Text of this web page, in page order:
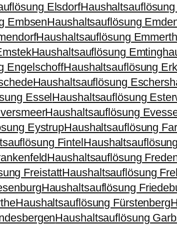
Elsdorf
EmbsenHaushaltsauflösung
Haushaltsauflösung
Haushaltsauflösung
EngelschoffHaushaltsauflösung
Haushaltsauflösung
EsselHaushaltsauflösung
Haushaltsauflösung
EystrupHaushaltsauflösung
Fintel
Haushaltsauflösung
FreistattHaushaltsauflösung
Haushaltsauflösung
Haushaltsauflösung Fürstenberg
Haushaltsauflösung